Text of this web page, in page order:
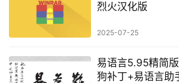
烈火汉化版
2025-07-25
易语言5.95精简
狗补丁+易语言助